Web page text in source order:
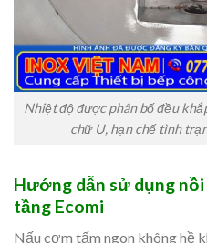
Nhiệt độ được phân bố đều
chữ U, hạn chế tình
Hướng dẫn sử dụng
tầng Ecomi
Nấu cơm tấm ngon không hề